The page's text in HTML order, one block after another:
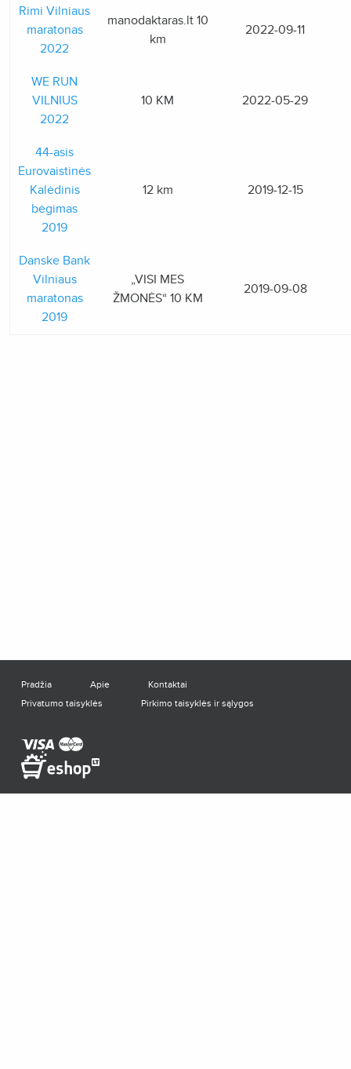
Rimi Vilniaus
maratonas
2022
manodaktaras.lt 10
km
2022-09-11
WE RUN
VILNIUS
2022
10 KM 2022-05-29
44-asis
Eurovaistinės
Kalėdinis
bėgimas
2019
12 km 2019-12-15
Danske Bank
Vilniaus
maratonas
2019
„VISI MES
ŽMONĖS“ 10 KM
2019-09-08
Pradžia Apie
Kontaktai
Privatumo taisyklės
Pirkimo taisyklės ir sąlygos